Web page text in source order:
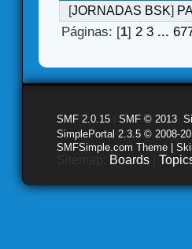
[JORNADAS BSK]
Páginas: [1]2 3 ...
SMF 2.0.15 SMF © 2013
SimplePortal 2.3.5 © 2008-
SMFSimple.com Theme |
Boards